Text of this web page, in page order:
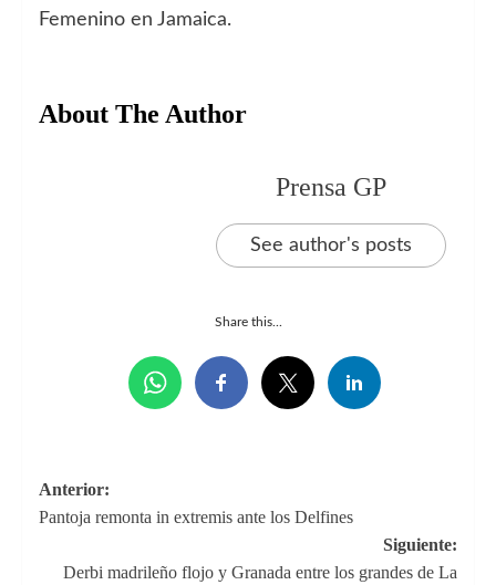
Femenino en Jamaica.
About The Author
Prensa GP
See author's posts
Share this...
Navegación
de
entradas
Anterior:
Pantoja remonta in extremis ante los Delfines
Siguiente:
Derbi madrileño flojo y Granada entre los grandes de La